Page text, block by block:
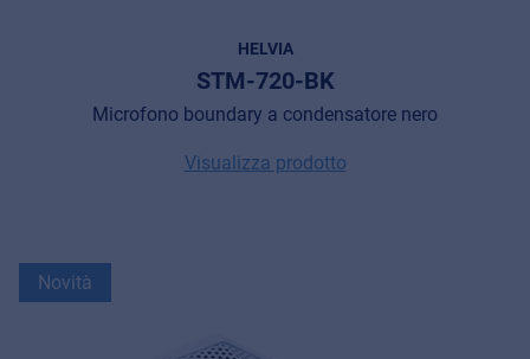
HELVIA
STM-720-BK
Microfono boundary a condensatore nero
Visualizza prodotto
Novità